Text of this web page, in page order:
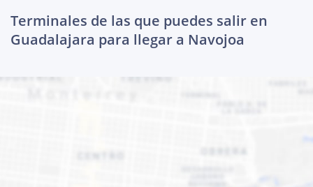
Terminales de las que puedes salir en
Guadalajara para llegar a Navojoa